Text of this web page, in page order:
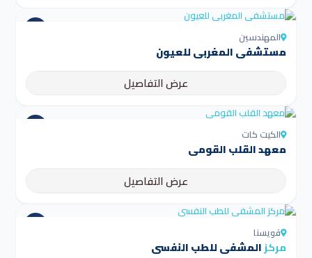
المهندسين
مستشفى المغربي للعيون
عرض التفاصيل
الكيت كات
معهد القلب القومي
عرض التفاصيل
قويسنا
مركزالمشفى للطب النفسي